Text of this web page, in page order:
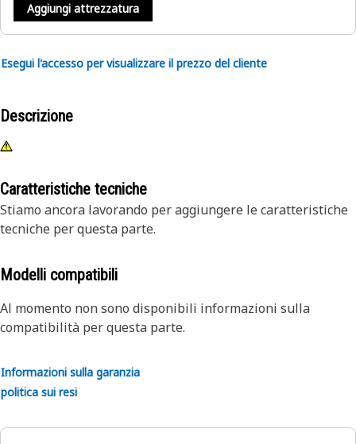
Aggiungi attrezzatura
Esegui l'accesso per visualizzare il prezzo del cliente
Descrizione
Caratteristiche tecniche
Stiamo ancora lavorando per aggiungere le caratteristiche
tecniche per questa parte.
Modelli compatibili
Al momento non sono disponibili informazioni sulla
compatibilità per questa parte.
Informazioni sulla garanzia
politica sui resi